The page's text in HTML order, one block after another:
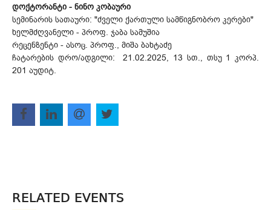
დოქტორანტი - ნინო კობაური
სემინარის სათაური: "ძველი ქართული სამწიგნობრო კერები"
ხელმძღვანელი - პროფ. ჯაბა სამუშია
რეცენზენტი - ასოც. პროფ., მიშა ბახტაძე
ჩატარების დრო/ადგილი: 21.02.2025, 13 სთ., თსუ 1 კორპ.
201 აუდიტ.
RELATED EVENTS